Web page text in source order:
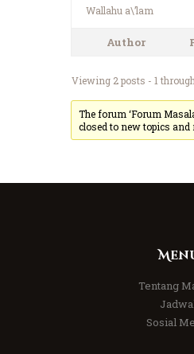
Wallahu a\’lam
Author
Viewing 2 posts - 1
The forum ‘Forum
closed to new topics and
Tentang
Sosial